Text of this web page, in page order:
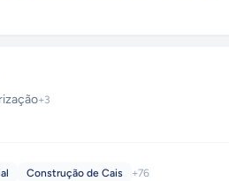
+3
Construção de Cais +76